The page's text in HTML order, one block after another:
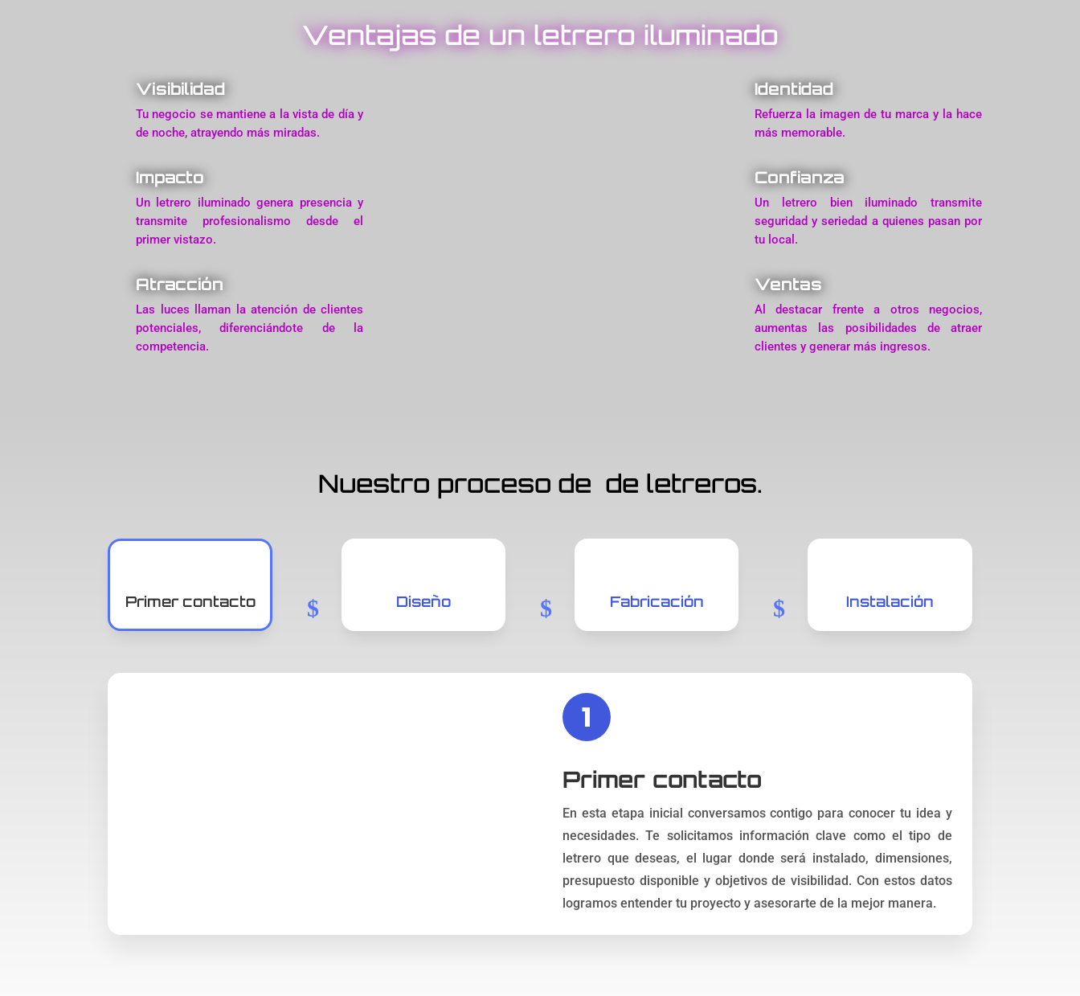
Ventajas de un letrero iluminado
Visibilidad
Tu negocio se mantiene a la vista de día y
de noche, atrayendo más miradas.
Impacto
Un letrero iluminado genera presencia y
transmite profesionalismo desde el
primer vistazo.
Atracción
Las luces llaman la atención de clientes
potenciales, diferenciándote de la
competencia.
Identidad
Refuerza la imagen de tu marca y la hace
más memorable.
Confianza
Un letrero bien iluminado transmite
seguridad y seriedad a quienes pasan por
tu local.
Ventas
Al destacar frente a otros negocios,
aumentas las posibilidades de atraer
clientes y generar más ingresos.
Nuestro proceso de de letreros.
Primer contacto Diseño Fabricación Instalación
1
Primer contacto
En esta etapa inicial conversamos contigo para conocer tu idea y
necesidades. Te solicitamos información clave como el tipo de
letrero que deseas, el lugar donde será instalado, dimensiones,
presupuesto disponible y objetivos de visibilidad. Con estos datos
logramos entender tu proyecto y asesorarte de la mejor manera.